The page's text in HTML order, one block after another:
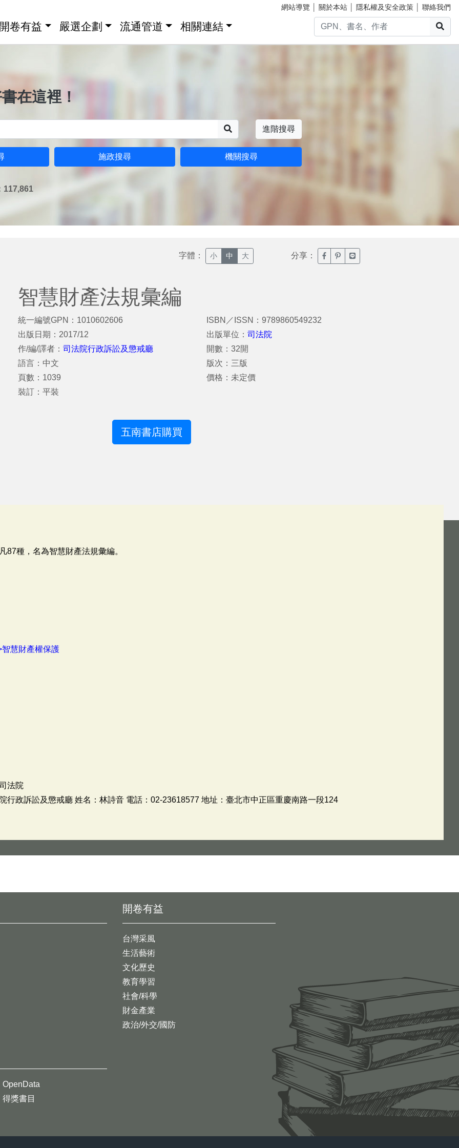
網站導覽 關於本站 隱私權及安全政策 聯絡我們
卷有益 嚴選企劃 流通管道 相關連結
在這裡！
進階搜尋
施政搜尋 機關搜尋
117,861
字體： 小 中 大 分享： 臉書分享(另開新視窗)
噗浪分享(另開新視窗)
Line分享(另開新視窗)
智慧財產法規彙編
統一編號GPN：1010602606
出版日期：2017/12
作/編/譯者： 司法院行政訴訟及懲戒廳
語言：中文
頁數：1039
裝訂：平裝
ISBN／ISSN：9789860549232
出版單位：司法院
開數：32開
版次：三版
價格：未定價
五南書店購買
87種，名為智慧財產法規彙編。
慧財產權保護
法院
行政訴訟及懲戒廳 姓名：林詩音 電話：02-23618577 地址：臺北市中正區重慶南路一段124
開卷有益
台灣采風
生活藝術
文化歷史
教育學習
社會/科學
財金產業
政治/外交/國防
OpenData
得獎書目